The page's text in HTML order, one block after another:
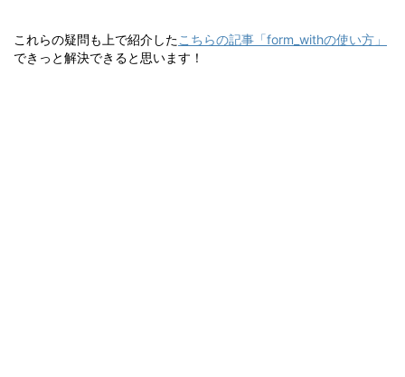
これらの疑問も上で紹介したこちらの記事「form_withの使い方」
できっと解決できると思います！